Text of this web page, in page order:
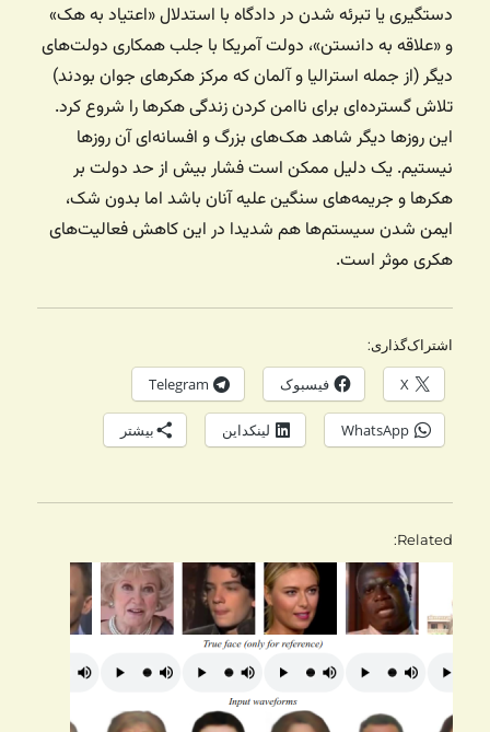
دستگیری یا تبرئه شدن در دادگاه با استدلال «اعتیاد به هک»
و «علاقه به دانستن»، دولت آمریکا با جلب همکاری دولت‌های
دیگر (از جمله استرالیا و آلمان که مرکز هکرهای جوان بودند)
تلاش گسترده‌ای برای ناامن کردن زندگی هکرها را شروع کرد.
این روزها دیگر شاهد هک‌های بزرگ و افسانه‌ای آن روزها
نیستیم. یک دلیل ممکن است فشار بیش از حد دولت بر
هکرها و جریمه‌های سنگین علیه آنان باشد اما بدون شک،
ایمن شدن سیستم‌ها هم شدیدا در این کاهش فعالیت‌های
هکری موثر است.
اشتراک‌گذاری:
X فیسبوک Telegram
WhatsApp لینکداین بیشتر
Related